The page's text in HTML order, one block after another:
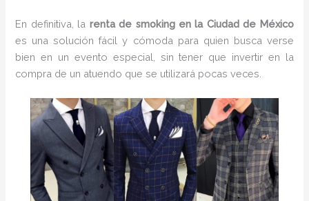
En definitiva, la renta de smoking en la Ciudad de México
es una solución fácil y cómoda para quien busca verse
bien en un evento especial, sin tener que invertir en la
compra de un atuendo que se utilizará pocas veces.